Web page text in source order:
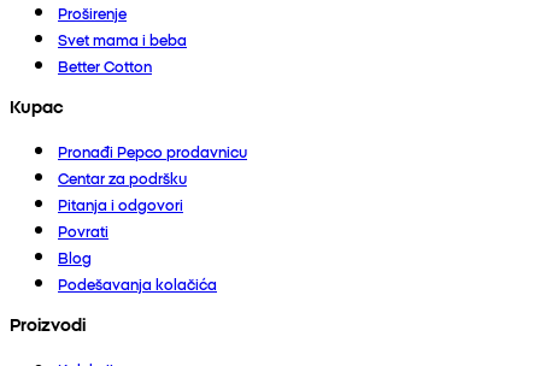
Proširenje
Svet mama i beba
Better Cotton
Kupac
Pronađi Pepco prodavnicu
Centar za podršku
Pitanja i odgovori
Povrati
Blog
Podešavanja kolačića
Proizvodi